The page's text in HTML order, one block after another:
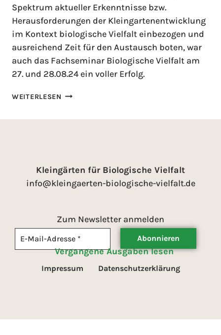
Spektrum aktueller Erkenntnisse bzw.
Herausforderungen der Kleingartenentwicklung
im Kontext biologische Vielfalt einbezogen und
ausreichend Zeit für den Austausch boten, war
auch das Fachseminar Biologische Vielfalt am
27. und 28.08.24 ein voller Erfolg.
WEITERLESEN
Kleingärten für Biologische Vielfalt
info@kleingaerten-biologische-vielfalt.de
Zum Newsletter anmelden
Vergangene Ausgaben lesen
Impressum Datenschutzerklärung